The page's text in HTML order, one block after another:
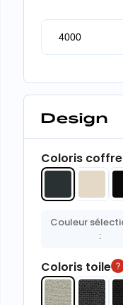
Design
Coloris
Couleur
:
Coloris toile